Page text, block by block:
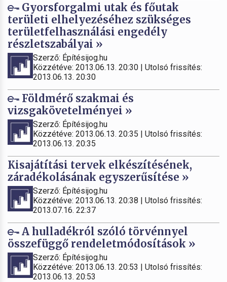
Gyorsforgalmi utak és főutak
területi elhelyezéséhez szükséges
területfelhasználási engedély
részletszabályai »
Szerző: Építésijog.hu
Közzétéve: 2013.06.13. 20:30 | Utolsó frissítés:
2013.06.13. 20:30
Földmérő szakmai és
vizsgakövetelményei »
Szerző: Építésijog.hu
Közzétéve: 2013.06.13. 20:35 | Utolsó frissítés:
2013.06.13. 20:35
Kisajátítási tervek elkészítésének,
záradékolásának egyszerűsítése »
Szerző: Építésijog.hu
Közzétéve: 2013.06.13. 20:38 | Utolsó frissítés:
2013.07.16. 22:37
A hulladékról szóló törvénnyel
összefüggő rendeletmódosítások »
Szerző: Építésijog.hu
Közzétéve: 2013.06.13. 20:53 | Utolsó frissítés:
2013.06.13. 20:53